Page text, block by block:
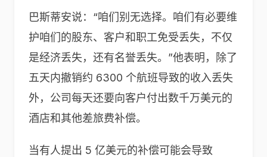
巴斯蒂安说：“咱们别无选择。咱们有必要维
护咱们的股东、客户和职工免受丢失，不仅
是经济丢失，还有名誉丢失。”他表明，除了
五天内撤销约 6300 个航班导致的收入丢失
外，公司每天还要向客户付出数千万美元的
酒店和其他差旅费补偿。
当有人提出 5 亿美元的补偿可能会导致